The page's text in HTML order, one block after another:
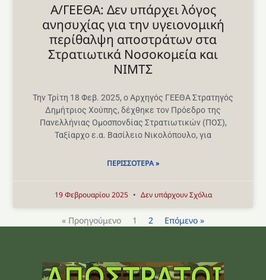
Α/ΓΕΕΘΑ: Δεν υπάρχει λόγος
ανησυχίας για την υγειονομική
περίθαλψη αποστράτων στα
Στρατιωτικά Νοσοκομεία και
ΝΙΜΤΣ
Την Τρίτη 18 Φεβ. 2025, ο Αρχηγός ΓΕΕΘΑ Στρατηγός
Δημήτριος Χούπης, δέχθηκε τον Πρόεδρο της
Πανελλήνιας Ομοσπονδίας Στρατιωτικών (ΠΟΣ),
Ταξίαρχο ε.α. Βασίλειο Νικολόπουλο, για
ΠΕΡΙΣΣΌΤΕΡΑ »
19 Φεβρουαρίου 2025 Δεν υπάρχουν Σχόλια
« Προηγούμενο 1 2 Επόμενο »